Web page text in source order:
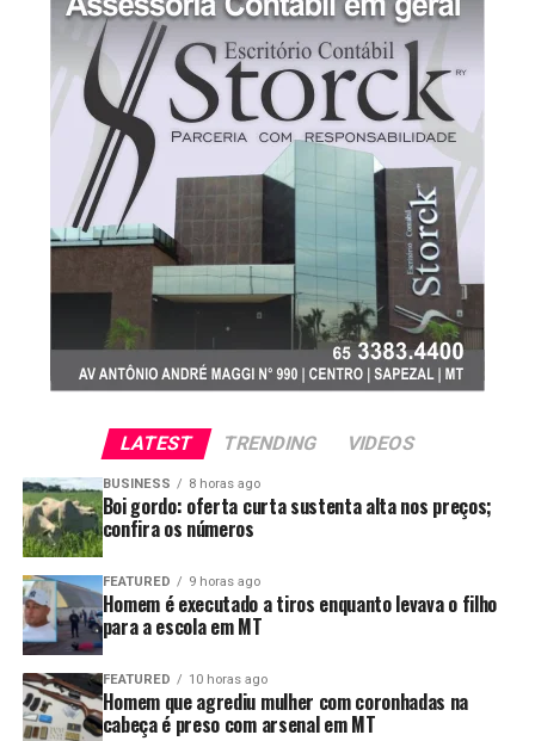
de figuras estratégicas do PL.
LATEST TRENDING VIDEOS
BUSINESS 8 horas ago
Boi gordo: oferta curta sustenta alta nos preços;
confira os números
FEATURED 9 horas ago
Homem é executado a tiros enquanto levava o filho
para a escola em MT
FEATURED 10 horas ago
Homem que agrediu mulher com coronhadas na
cabeça é preso com arsenal em MT